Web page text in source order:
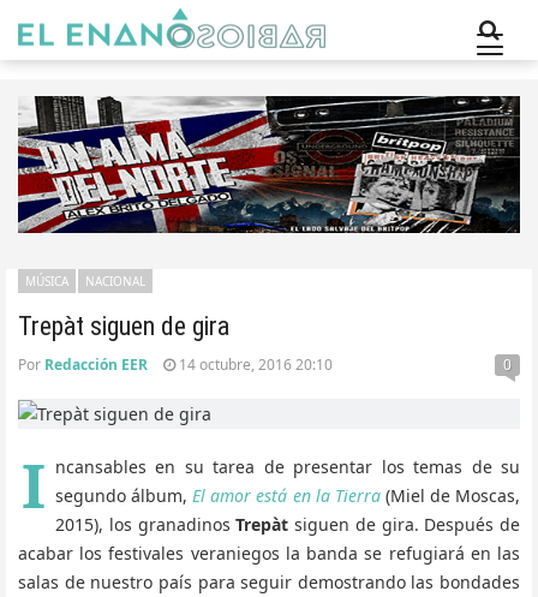
Trepàt siguen de gira
MÚSICA NACIONAL
Por Redacción EER 14 octubre, 2016 20:10 0
I ncansables en su tarea de presentar los temas de su
segundo álbum,El amor está en la Tierra(Miel de Moscas,
2015), los granadinosTrepàt siguen de gira. Después de
acabar los festivales veraniegos la banda se refugiará en las
salas de nuestro país para seguir demostrando las bondades